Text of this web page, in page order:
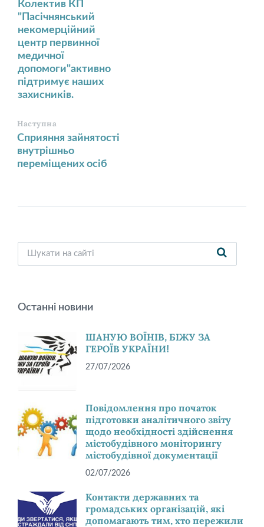
Колектив КП
"Пасічнянський
некомерційний
центр первинної
медичної
допомоги"активно
підтримує наших
захисників.
Наступна
Сприяння зайнятості
внутрішньо
переміщених осіб
Останні новини
ШАНУЮ ВОЇНІВ, БІЖУ ЗА
ГЕРОЇВ УКРАЇНИ!
27/07/2026
Повідомлення про початок
підготовки аналітичного звіту
щодо необхідності здійснення
містобудівного моніторингу
містобудівної документації
02/07/2026
Контакти державних та
громадських організацій, які
допомагають тим, хто пережили